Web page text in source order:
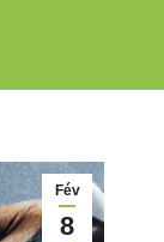
Fév
8